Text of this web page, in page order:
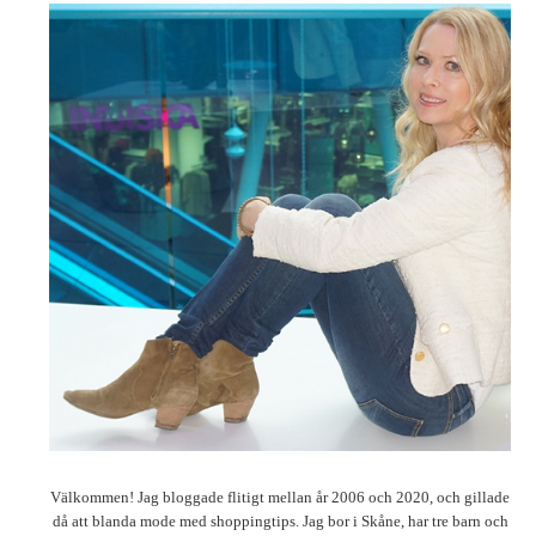
Välkommen! Jag bloggade flitigt mellan år 2006 och 2020, och gillade
då att blanda mode med shoppingtips. Jag bor i Skåne, har tre barn och